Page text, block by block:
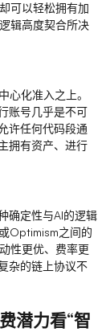
可以轻松拥有加
辑高度契合所决
心化准入之上。
账号几乎是不可
许任何代码段通
拥有资产、进行
确定性与AI的逻辑
或Optimism之间的
性更优、费率更
杂的链上协议不
潜力看“智